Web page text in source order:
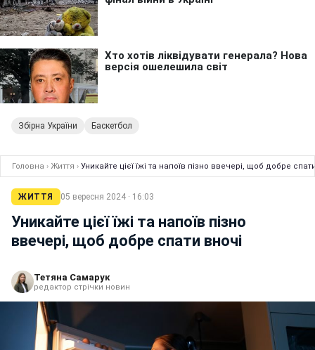
Збірна України Баскетбол
Головна › Життя › Уникайте цієї їжі та напоїв пізно ввечері, щоб добре
ЖИТТЯ 05 вересня 2024 · 16:03
Уникайте цієї їжі та напоїв пізно
ввечері, щоб добре спати вночі
Тетяна Самарук
редактор стрічки новин